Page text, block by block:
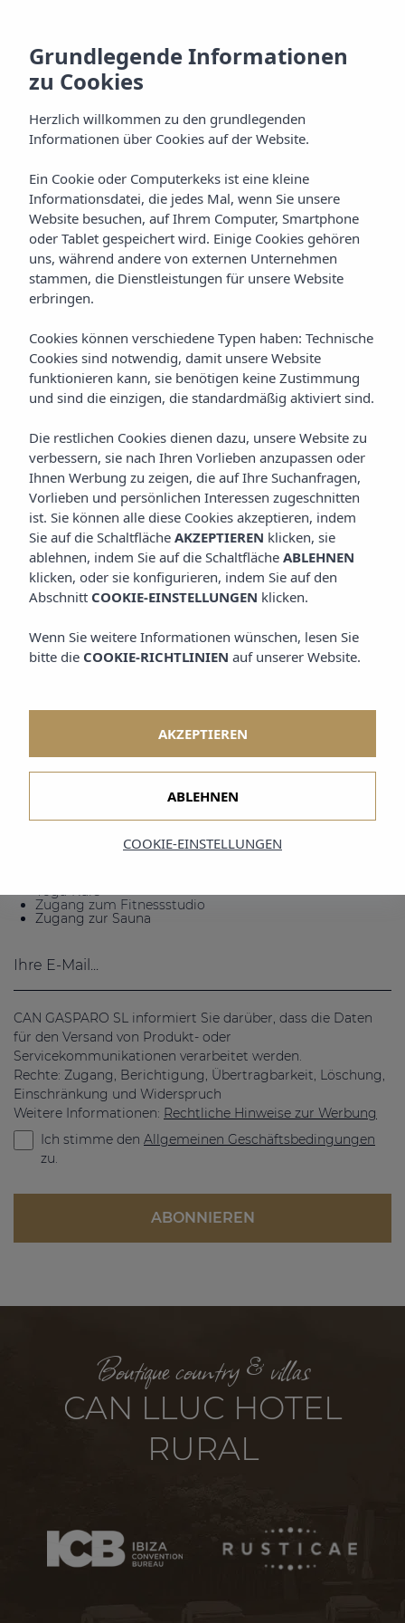
JETZT BUCHEN
Startseite
SECCIONES SOLO
FOOTER
RELACIONADOS EN LA
SECCIÓN RELATED SECTION,
HERMANO DE ESTA
Nur durch die Registrierung erhältst du einen
zusätzlichen 5% Rabatt auf deine Buchung.
Erhalte unsere exklusiven Angebote früher als alle
anderen.
Und zusätzlich, wenn du über unsere Website buchst,
bekommst du...
Late check-out
Yoga-Kurs
Zugang zum Fitnessstudio
Zugang zur Sauna
CAN GASPARO SL informiert Sie darüber, dass die Daten
für den Versand von Produkt- oder
Servicekommunikationen verarbeitet werden.
Rechte: Zugang, Berichtigung, Übertragbarkeit, Löschung,
Einschränkung und Widerspruch
Weitere Informationen: Rechtliche Hinweise zur Werbung
Ich stimme den Allgemeinen Geschäftsbedingungen
zu.
CAN LLUC HOTEL
RURAL
Boutique country & villas
Grundlegende Informationen
zu Cookies
Herzlich willkommen zu den grundlegenden
Informationen über Cookies auf der Website.
Ein Cookie oder Computerkeks ist eine kleine
Informationsdatei, die jedes Mal, wenn Sie unsere
Website besuchen, auf Ihrem Computer, Smartphone
oder Tablet gespeichert wird. Einige Cookies gehören
uns, während andere von externen Unternehmen
stammen, die Dienstleistungen für unsere Website
erbringen.
Cookies können verschiedene Typen haben: Technische
Cookies sind notwendig, damit unsere Website
funktionieren kann, sie benötigen keine Zustimmung
und sind die einzigen, die standardmäßig aktiviert sind.
Die restlichen Cookies dienen dazu, unsere Website zu
verbessern, sie nach Ihren Vorlieben anzupassen oder
Ihnen Werbung zu zeigen, die auf Ihre Suchanfragen,
Vorlieben und persönlichen Interessen zugeschnitten
ist. Sie können alle diese Cookies akzeptieren, indem
Sie auf die Schaltfläche AKZEPTIEREN klicken, sie
ablehnen, indem Sie auf die Schaltfläche ABLEHNEN
klicken, oder sie konfigurieren, indem Sie auf den
Abschnitt COOKIE-EINSTELLUNGEN klicken.
Wenn Sie weitere Informationen wünschen, lesen Sie
bitte die COOKIE-RICHTLINIEN auf unserer Website.
COOKIE-EINSTELLUNGEN
ABLEHNEN
AKZEPTIEREN